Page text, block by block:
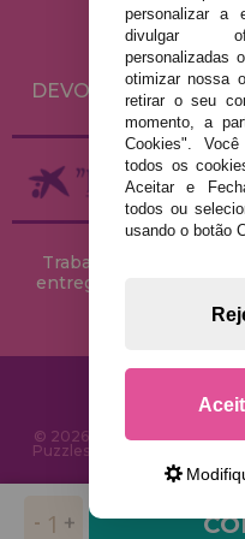
ENVIO E
DEVOLUÇÕES /
Trabalhamos com
entregas rápidas no
encomenda
© 2026 CasaDoPuzzle.com
Puzzles na Internet. Entrega
personalizar a
divulgar
personalizadas
otimizar nossa
retirar o seu
momento, a
Cookies".
todos os
Aceitar e
todos ou
usando o botão